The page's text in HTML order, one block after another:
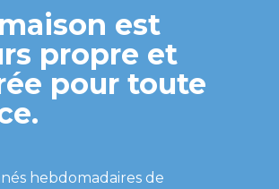
est
propre et
pour toute
hebdomadaires de